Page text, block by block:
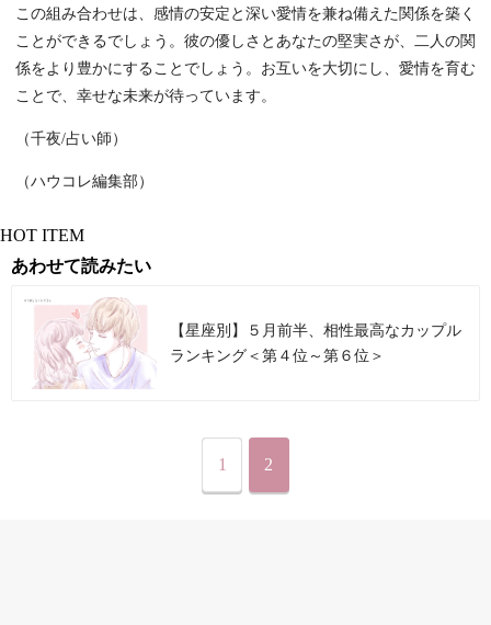
この組み合わせは、感情の安定と深い愛情を兼ね備えた関係を築く
ことができるでしょう。彼の優しさとあなたの堅実さが、二人の関
係をより豊かにすることでしょう。お互いを大切にし、愛情を育む
ことで、幸せな未来が待っています。
（千夜/占い師）
（ハウコレ編集部）
HOT ITEM
あわせて読みたい
【星座別】５月前半、相性最高なカップル
ランキング＜第４位～第６位＞
1 2